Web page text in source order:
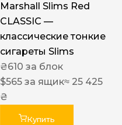
Marshall Slims Red
CLASSIC —
классические тонкие
сигареты Slims
₴610 за блок
$565 за ящик≈ 25 425
₴
Купить